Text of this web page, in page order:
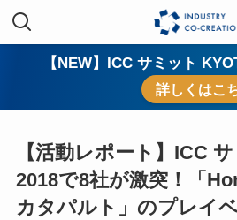
【NEW】ICC サミット
詳しくはこ
【活動レポート】ICC
2018で8社が激突！「
カタパルト」のプレイ